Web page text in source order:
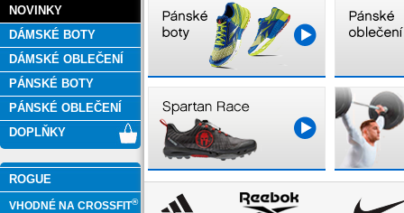
NOVINKY
DÁMSKÉ BOTY
DÁMSKÉ OBLEČENÍ
PÁNSKÉ BOTY
PÁNSKÉ OBLEČENÍ
DOPLŇKY
ROGUE
VHODNÉ NA CROSSFIT®